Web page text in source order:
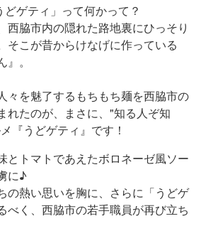
ゲティ」って何かって？
西脇市内の隠れた路地裏にひっそり
そこが昔からけなげに作っている
。
々を魅了するもちもち麺を西脇市の
れたのが、まさに、"知る人ぞ知
『うどゲティ』です！
とトマトであえたボロネーゼ風ソー
に♪
の熱い思いを胸に、さらに「うどゲ
べく、西脇市の若手職員が再び立ち